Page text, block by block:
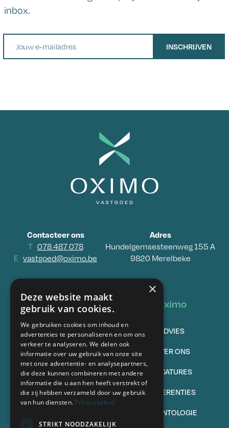
inbox.
INSCHRIJVEN
Contacteer ons
T 078 487 078
E vastgoed@oximo.be
Adres
Hundelgemsesteenweg 155 A
9820 Merelbeke
Vastgoed
TE KOOP
VERKOPEN
TE HUUR
VERHUREN
Oximo
ADVIES
OVER ONS
VACATURES
REFERENTIES
DEONTOLOGIE
×
Deze website maakt
gebruik van cookies.
We gebruiken cookies om inhoud en
advertenties te personaliseren en om ons
verkeer te analyseren. We delen ook
informatie over uw gebruik van onze site
met onze advertentie- en analysepartners,
die deze kunnen combineren met andere
informatie die u aan hen heeft verstrekt of
die zij hebben verzameld door uw gebruik
van hun diensten. Privacybeleid
STRIKT NOODZAKELIJK